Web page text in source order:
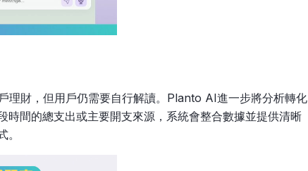
理財，但用戶仍需要自行解讀。Planto AI進一步將分析轉化
時間的總支出或主要開支來源，系統會整合數據並提供清晰